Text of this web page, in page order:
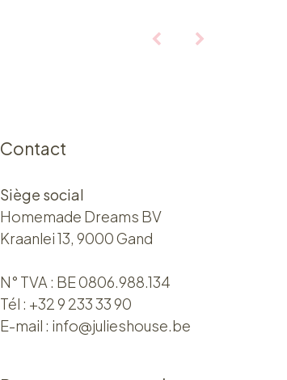
Contact
Siège social
Homemade Dreams BV
Kraanlei 13, 9000 Gand
N° TVA : BE 0806.988.134
Tél : +32 9 233 33 90
E-mail : info@julieshouse.be